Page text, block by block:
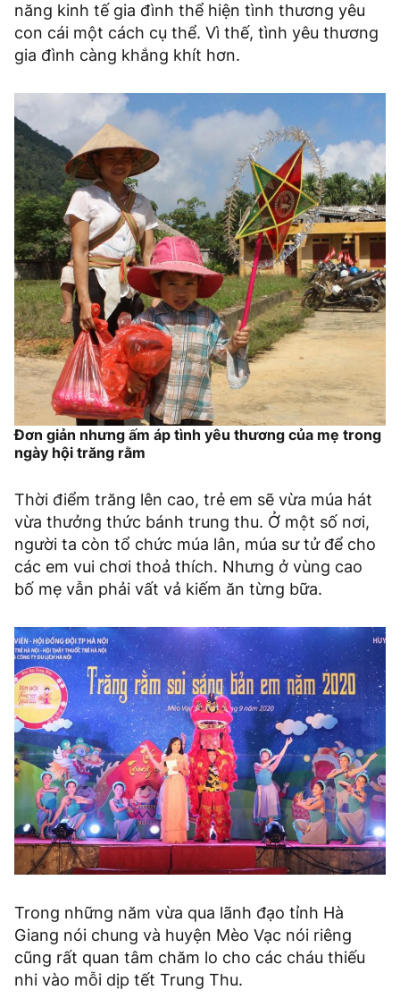
năng kinh tế gia đình thể hiện tình thương yêu
con cái một cách cụ thể. Vì thế, tình yêu thương
gia đình càng khắng khít hơn.
Đơn giản nhưng ấm áp tình yêu thương của mẹ trong
ngày hội trăng rằm
Thời điểm trăng lên cao, trẻ em sẽ vừa múa hát
vừa thưởng thức bánh trung thu. Ở một số nơi,
người ta còn tổ chức múa lân, múa sư tử để cho
các em vui chơi thoả thích. Nhưng ở vùng cao
bố mẹ vẫn phải vất vả kiếm ăn từng bữa.
Trong những năm vừa qua lãnh đạo tỉnh Hà
Giang nói chung và huyện Mèo Vạc nói riêng
cũng rất quan tâm chăm lo cho các cháu thiếu
nhi vào mỗi dịp tết Trung Thu.